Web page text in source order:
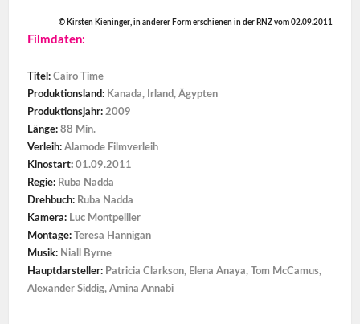
© Kirsten Kieninger, in anderer Form erschienen in der RNZ vom 02.09.2011
Filmdaten:
Titel:Cairo Time
Produktionsland: Kanada, Irland, Ägypten
Produktionsjahr: 2009
Länge: 88 Min.
Verleih: Alamode Filmverleih
Kinostart:01.09.2011
Regie: Ruba Nadda
Drehbuch:Ruba Nadda
Kamera: Luc Montpellier
Montage: Teresa Hannigan
Musik: Niall Byrne
Hauptdarsteller: Patricia Clarkson, Elena Anaya, Tom McCamus,
Alexander Siddig, Amina Annabi